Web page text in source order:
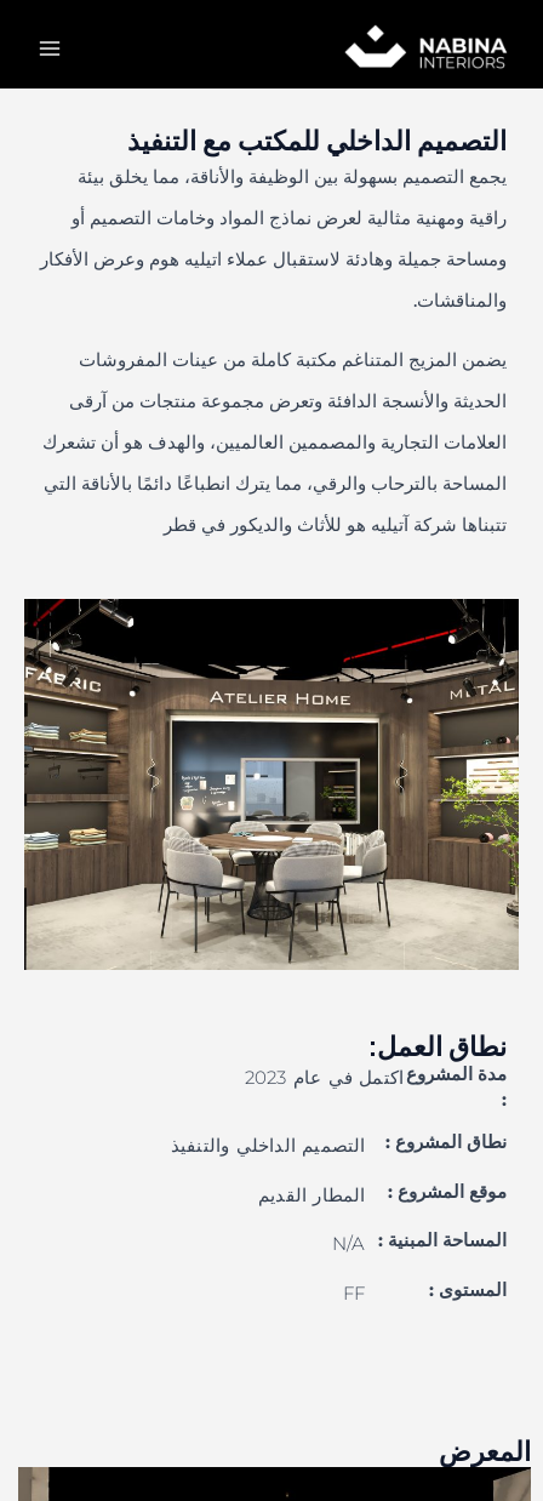
المحتوى
التصميم الداخلي للمكتب مع التنفيذ
يجمع التصميم بسهولة بين الوظيفة والأناقة، مما يخلق بيئة
راقية ومهنية مثالية لعرض نماذج المواد وخامات التصميم أو
ومساحة جميلة وهادئة لاستقبال عملاء اتيليه هوم وعرض الأفكار
والمناقشات.
يضمن المزيج المتناغم مكتبة كاملة من عينات المفروشات
الحديثة والأنسجة الدافئة وتعرض مجموعة منتجات من آرقى
العلامات التجارية والمصممين العالميين، والهدف هو أن تشعرك
المساحة بالترحاب والرقي، مما يترك انطباعًا دائمًا بالأناقة التي
تتبناها شركة آتيليه هو للأثاث والديكور في قطر
نطاق العمل:
مدة المشروع
:
اكتمل في عام 2023
نطاق المشروع : التصميم الداخلي والتنفيذ
موقع المشروع : المطار القديم
المساحة المبنية : N/A
المستوى : FF
المعرض